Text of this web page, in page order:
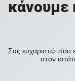
κάνουμε
Σας ευχαριστώ που
στον